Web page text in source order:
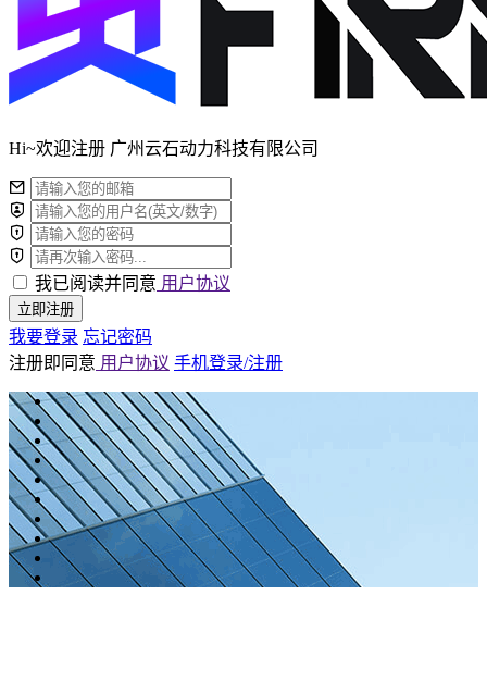
Hi~欢迎注册 广州云石动力科技有限公司
我已阅读并同意 用户协议
立即注册
我要登录 忘记密码
注册即同意 用户协议 手机登录/注册